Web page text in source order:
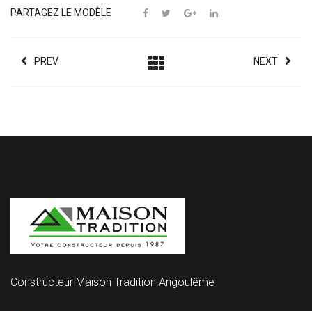
PARTAGEZ LE MODÈLE
PREV NEXT
Constructeur Maison Tradition Angoulême